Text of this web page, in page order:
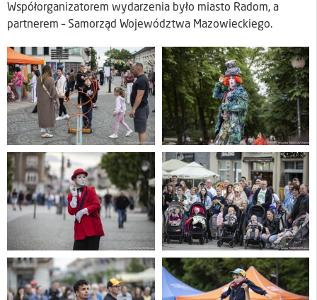
Współorganizatorem wydarzenia było miasto Radom, a
partnerem – Samorząd Województwa Mazowieckiego.